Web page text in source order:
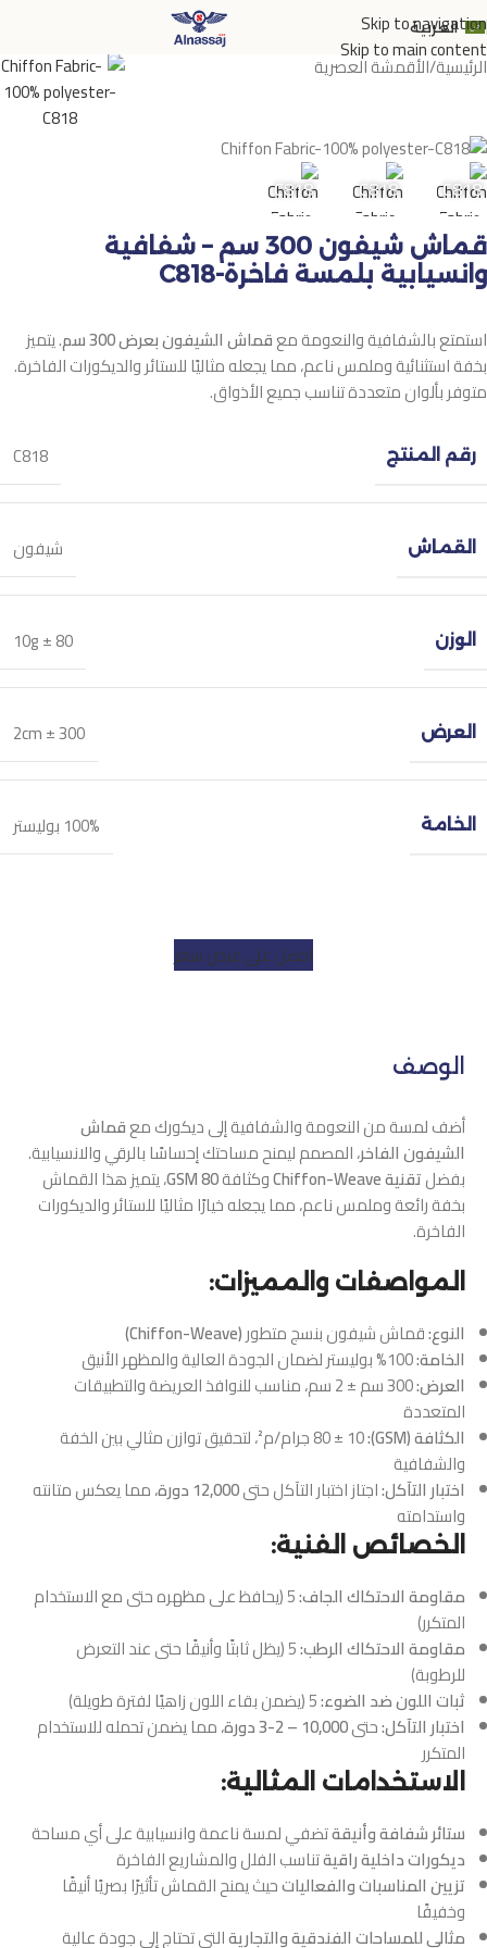
Skip to navigation
Skip to main content
العربية
الرئيسية/الأقمشة العصرية C818
C818
C818
C818
قماش شيفون 300 سم – شفافية
وانسيابية بلمسة فاخرة-C818
استمتع بالشفافية والنعومة معقماش الشيفون بعرض 300 سم
. يتميز
بخفة استثنائية وملمس ناعم، مما يجعله مثاليًا للستائر والديكورات الفاخرة.
متوفر بألوان متعددة تناسب جميع الأذواق.
رقم المنتج C818
القماش شيفون
الوزن 80 ± 10g
العرض 300 ± 2cm
الخامة 100% بوليستر
احصل على عرض سعر
الوصف
أضف لمسة من النعومة والشفافية إلى ديكورك معقماش
الشيفون الفاخر، المصمم ليمنح مساحتك إحساسًا بالرقي والانسيابية.
بفضلتقنية Chiffon-Weave وكثافة80 GSM
، يتميز هذا القماش
بخفة رائعة وملمس ناعم، مما يجعله خيارًا مثاليًا للستائر والديكورات
الفاخرة.
المواصفات والمميزات:
النوع:قماش شيفون بنسج متطور(Chiffon-Weave)
الخامة:
العرض:
300 سم ± 2 سم، مناسب للنوافذ العريضة والتطبيقات
المتعددة
الكثافة (GSM):
80 ± 10 جرام/م²، لتحقيق توازن مثالي بين الخفة
والشفافية
اختبار التآكل:اجتاز اختبار التآكل حتى12,000 دورة
، مما يعكس متانته
واستدامته
الخصائص الفنية:
مقاومة الاحتكاك الجاف: 5 (يحافظ على مظهره حتى مع الاستخدام
المتكرر)
مقاومة الاحتكاك الرطب: 5 (يظل ثابتًا وأنيقًا حتى عند التعرض
للرطوبة)
ثبات اللون ضد الضوء:
اختبار التآكل:حتى10,000 – 2-3 دورة
، مما يضمن تحمله للاستخدام
المتكرر
الاستخدامات المثالية:
ستائر شفافة وأنيقةتضفي لمسة ناعمة وانسيابية على أي مساحة
ديكورات داخلية راقيةتناسب الفلل والمشاريع الفاخرة
تزيين المناسبات والفعالياتحيث يمنح القماش تأثيرًا بصريًا أنيقًا
وخفيفًا
مثالي للمساحات الفندقية والتجاريةالتي تحتاج إلى جودة عالية